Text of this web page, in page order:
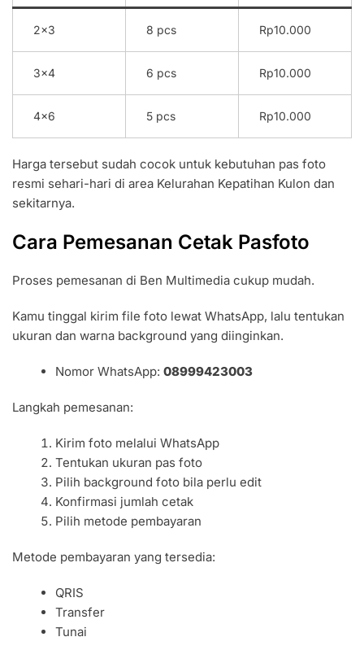
2×3 8 pcs Rp10.000
3×4 6 pcs Rp10.000
4×6 5 pcs Rp10.000
Harga tersebut sudah cocok untuk kebutuhan pas foto
resmi sehari-hari di area Kelurahan Kepatihan Kulon dan
sekitarnya.
Cara Pemesanan Cetak Pasfoto
Proses pemesanan di Ben Multimedia cukup mudah.
Kamu tinggal kirim file foto lewat WhatsApp, lalu tentukan
ukuran dan warna background yang diinginkan.
Nomor WhatsApp:08999423003
Langkah pemesanan:
Kirim foto melalui WhatsApp
Tentukan ukuran pas foto
Pilih background foto bila perlu edit
Konfirmasi jumlah cetak
Pilih metode pembayaran
Metode pembayaran yang tersedia:
QRIS
Transfer
Tunai